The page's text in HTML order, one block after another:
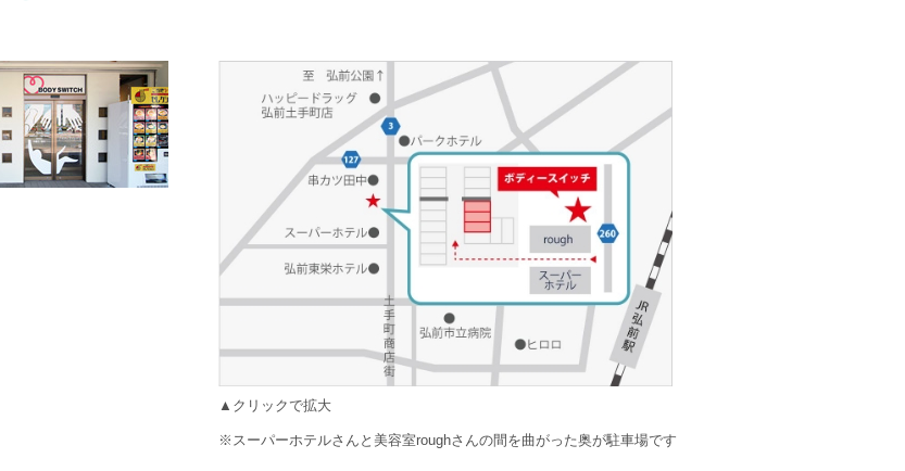
▲クリックで拡大
※スーパーホテルさんと美容室roughさんの間を曲がった奥が駐車場です